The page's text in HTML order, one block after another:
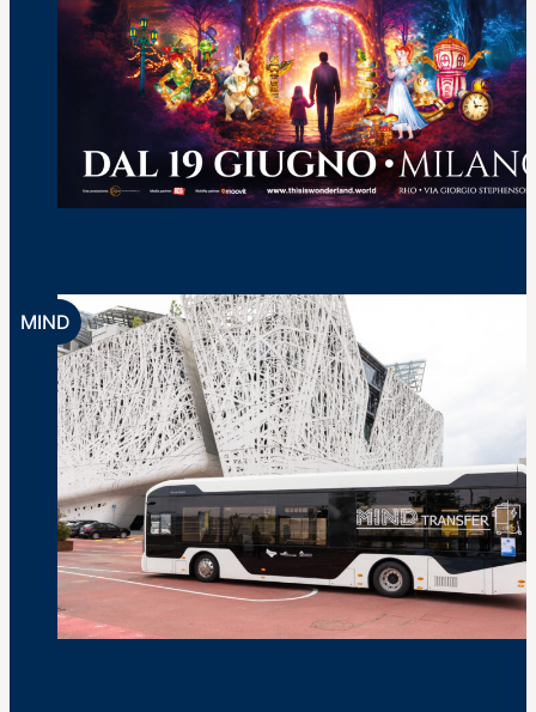
This is wonderland arriva a MIND
MIND